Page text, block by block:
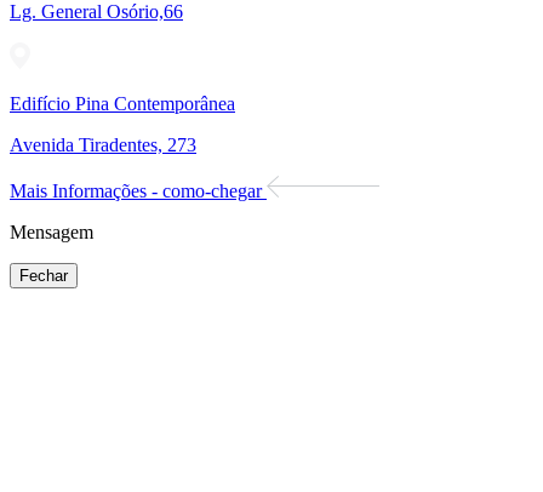
Lg. General Osório,66
Edifício Pina Contemporânea
Avenida Tiradentes, 273
Mais Informações - como-chegar
Mensagem
Fechar